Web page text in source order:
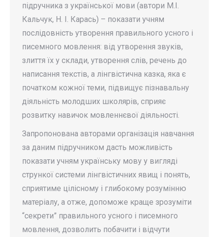
підручника з української мови (автори М.І.
Кальчук, Н. І. Карась) – показати учням
послідовність утворення правильного усного і
писемного мовлення: від утворення звуків,
злиття їх у склади, утворення слів, речень до
написання текстів, а лінгвістична казка, яка є
початком кожної теми, підвищує пізнавальну
діяльність молодших школярів, сприяє
розвитку навичок мовленнєвої діяльності.
Запропонована авторами організація навчання
за даним підручником дасть можливість
показати учням українську мову у вигляді
стрункої системи лінгвістичних явищ і понять,
сприятиме цілісному і глибокому розумінню
матеріалу, а отже, допоможе краще зрозуміти
“секрети” правильного усного і писемного
мовлення, дозволить побачити і відчути